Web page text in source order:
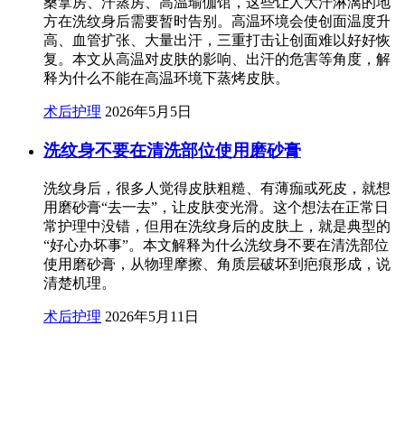
方在洗纹身后需要暂时告别。高温环境会使创面温度升
高、血管扩张、大量出汗，三重打击让创面难以好好恢
复。本文从高温对皮肤的影响、出汗的危害等角度，解
释为什么不能在高温环境下蒸烤皮肤。
术后护理 2026年5月5日
洗纹身不要在清洗部位使用磨砂膏
洗纹身后，很多人觉得皮肤粗糙、有薄痂或死皮，就想
用磨砂膏“去一去”，让皮肤变光滑。这个想法在正常日
常护理中没错，但用在洗纹身后的皮肤上，就是典型的
“好心办坏事”。本文解释为什么洗纹身不要在清洗部位
使用磨砂膏，从物理摩擦、角质层破坏到疤痕形成，说
清楚机理。
术后护理 2026年5月11日